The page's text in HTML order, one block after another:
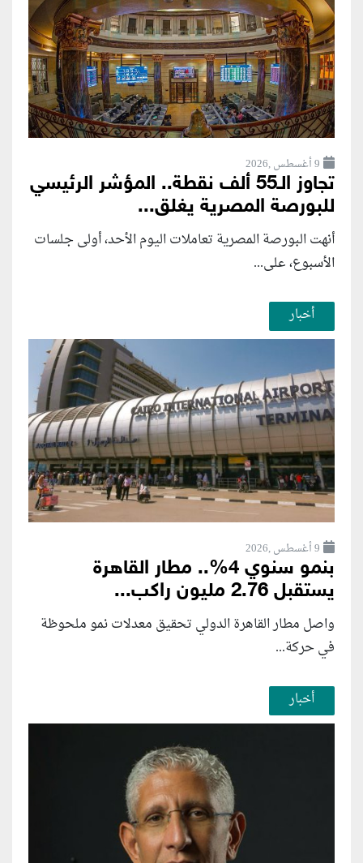
9 أغسطس ,2026
تجاوز الـ55 ألف نقطة.. المؤشر الرئيسي
للبورصة المصرية يغلق...
أنهت البورصة المصرية تعاملات اليوم الأحد، أولى جلسات
الأسبوع، على...
أخبار
9 أغسطس ,2026
بنمو سنوي 4%.. مطار القاهرة
يستقبل 2.76 مليون راكب...
واصل مطار القاهرة الدولي تحقيق معدلات نمو ملحوظة
في حركة...
أخبار